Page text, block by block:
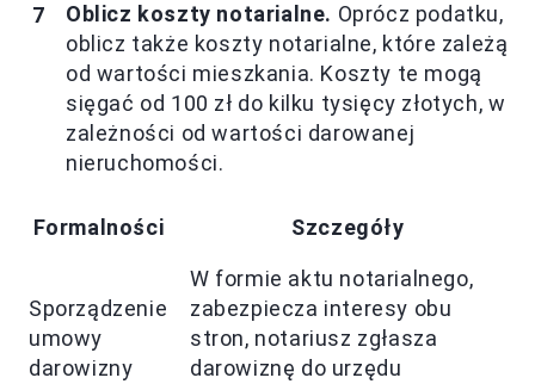
Oblicz koszty notarialne. Oprócz podatku,
oblicz także koszty notarialne, które zależą
od wartości mieszkania. Koszty te mogą
sięgać od 100 zł do kilku tysięcy złotych, w
zależności od wartości darowanej
nieruchomości.
Formalności Szczegóły
Sporządzenie
umowy
darowizny
W formie aktu notarialnego,
zabezpiecza interesy obu
stron, notariusz zgłasza
darowiznę do urzędu